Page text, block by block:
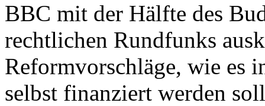
BBC mit der Hälfte des
rechtlichen Rundfunks
Reformvorschläge, wie es
selbst finanziert werden